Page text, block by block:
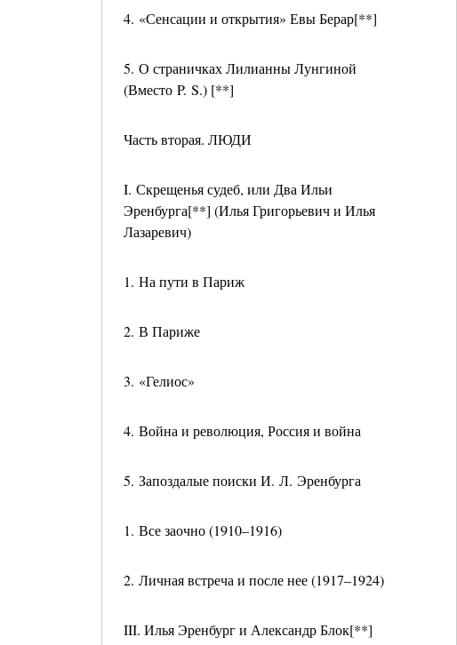
4. «Сенсации и открытия» Евы Берар[**]
5. О страничках Лилианны Лунгиной
(Вместо P. S.) [**]
Часть вторая. ЛЮДИ
I. Скрещенья судеб, или Два Ильи
Эренбурга[**] (Илья Григорьевич и Илья
Лазаревич)
1. На пути в Париж
2. В Париже
3. «Гелиос»
4. Война и революция, Россия и война
5. Запоздалые поиски И. Л. Эренбурга
1. Все заочно (1910–1916)
2. Личная встреча и после нее (1917–1924)
III. Илья Эренбург и Александр Блок[**]